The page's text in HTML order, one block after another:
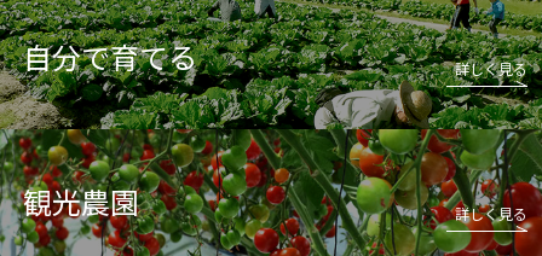
自分で育てる 詳しく見る
観光農園 詳しく見る